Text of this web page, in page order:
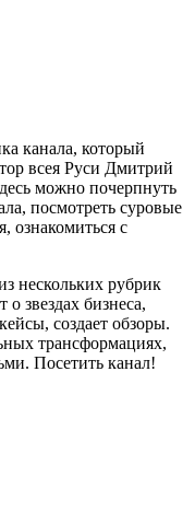
канала, который
всея Руси Дмитрий
можно почерпнуть
посмотреть суровые
ознакомиться с
нескольких рубрик
звездах бизнеса,
создает обзоры.
трансформациях,
Посетить канал!